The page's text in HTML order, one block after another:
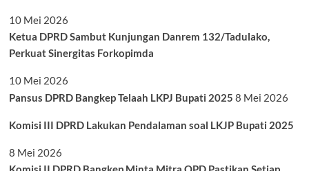
10 Mei 2026
Ketua DPRD Sambut Kunjungan Danrem 132/Tadulako,
Perkuat Sinergitas Forkopimda
10 Mei 2026
Pansus DPRD Bangkep Telaah LKPJ Bupati 2025 8 Mei 2026
Komisi III DPRD Lakukan Pendalaman soal LKJP Bupati 2025
8 Mei 2026